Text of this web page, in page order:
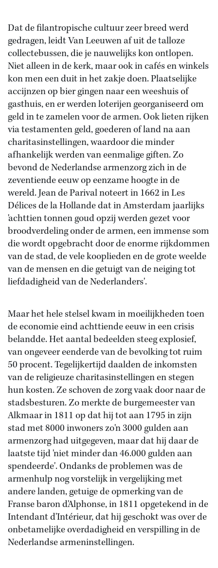
Dat de filantropische cultuur zeer breed werd
gedragen, leidt Van Leeuwen af uit de talloze
collectebussen, die je nauwelijks kon ontlopen.
Niet alleen in de kerk, maar ook in cafés en winkels
kon men een duit in het zakje doen. Plaatselijke
accijnzen op bier gingen naar een weeshuis of
gasthuis, en er werden loterijen georganiseerd om
geld in te zamelen voor de armen. Ook lieten rijken
via testamenten geld, goederen of land na aan
charitasinstellingen, waardoor die minder
afhankelijk werden van eenmalige giften. Zo
bevond de Nederlandse armenzorg zich in de
zeventiende eeuw op eenzame hoogte in de
wereld. Jean de Parival noteert in 1662 in Les
Délices de la Hollande dat in Amsterdam jaarlijks
'achttien tonnen goud opzij werden gezet voor
broodverdeling onder de armen, een immense som
die wordt opgebracht door de enorme rijkdommen
van de stad, de vele kooplieden en de grote weelde
van de mensen en die getuigt van de neiging tot
liefdadigheid van de Nederlanders'.
Maar het hele stelsel kwam in moeilijkheden toen
de economie eind achttiende eeuw in een crisis
belandde. Het aantal bedeelden steeg explosief,
van ongeveer eenderde van de bevolking tot ruim
50 procent. Tegelijkertijd daalden de inkomsten
van de religieuze charitasinstellingen en stegen
hun kosten. Ze schoven de zorg vaak door naar de
stadsbesturen. Zo merkte de burgemeester van
Alkmaar in 1811 op dat hij tot aan 1795 in zijn
stad met 8000 inwoners zo'n 3000 gulden aan
armenzorg had uitgegeven, maar dat hij daar de
laatste tijd 'niet minder dan 46.000 gulden aan
spendeerde'. Ondanks de problemen was de
armenhulp nog vorstelijk in vergelijking met
andere landen, getuige de opmerking van de
Franse baron d'Alphonse, in 1811 opgetekend in de
Intendant d'Intérieur, dat hij geschokt was over de
onbetamelijke overdadigheid en verspilling in de
Nederlandse armeninstellingen.